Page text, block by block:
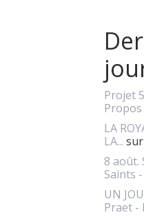
Projet
LA
LA... sur
8 août.
Saints
UN
Praet -